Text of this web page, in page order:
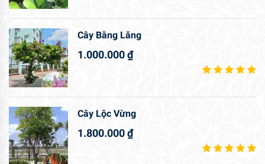
Cây Bằng Lăng
1.000.000₫
Cây Lộc Vừng
1.800.000₫